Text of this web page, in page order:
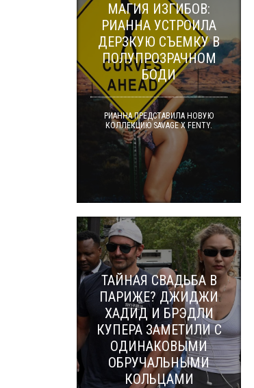
МАГИЯ ИЗГИБОВ:
РИАННА УСТРОИЛА
ДЕРЗКУЮ СЪЕМКУ В
ПОЛУПРОЗРАЧНОМ
БОДИ
РИАННА ПРЕДСТАВИЛА НОВУЮ
КОЛЛЕКЦИЮ SAVAGE X FENTY.
ТАЙНАЯ СВАДЬБА В
ПАРИЖЕ? ДЖИДЖИ
ХАДИД И БРЭДЛИ
КУПЕРА ЗАМЕТИЛИ С
ОДИНАКОВЫМИ
ОБРУЧАЛЬНЫМИ
КОЛЬЦАМИ